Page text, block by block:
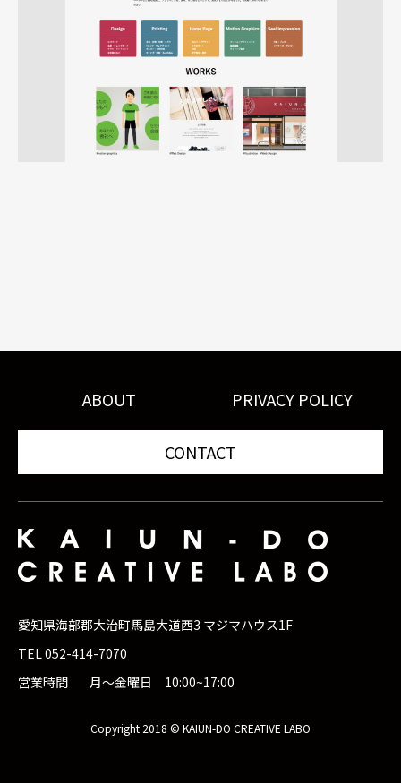
ABOUT PRIVACY POLICY
CONTACT
愛知県海部郡大治町馬島大道西3 マジマハウス1F
TEL 052-414-7070
営業時間
月〜金曜日 10:00~17:00
Copyright 2018 © KAIUN-DO CREATIVE LABO